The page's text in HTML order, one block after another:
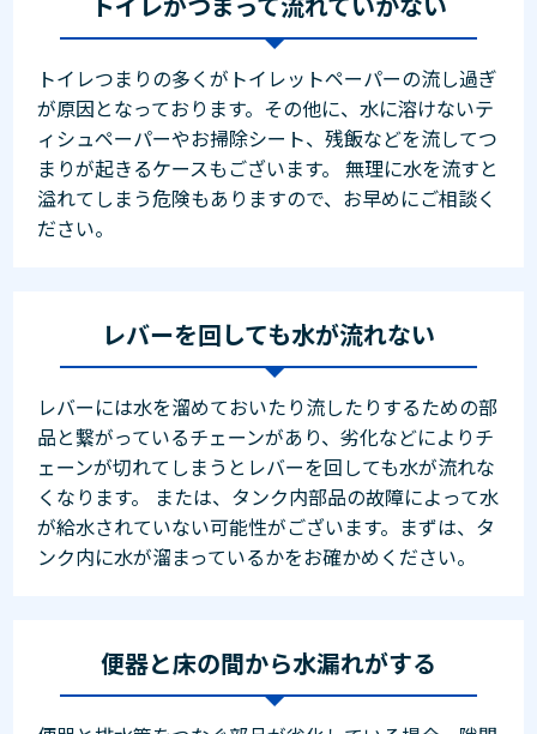
トイレつまりの多くがトイレットペーパーの流し過ぎ
が原因となっております。その他に、水に溶けないテ
ィシュペーパーやお掃除シート、残飯などを流してつ
まりが起きるケースもございます。 無理に水を流すと
溢れてしまう危険もありますので、お早めにご相談く
ださい。
レバーを回しても水が流れない
レバーには水を溜めておいたり流したりするための部
品と繋がっているチェーンがあり、劣化などによりチ
ェーンが切れてしまうとレバーを回しても水が流れな
くなります。 または、タンク内部品の故障によって水
が給水されていない可能性がございます。まずは、タ
ンク内に水が溜まっているかをお確かめください。
便器と床の間から水漏れがする